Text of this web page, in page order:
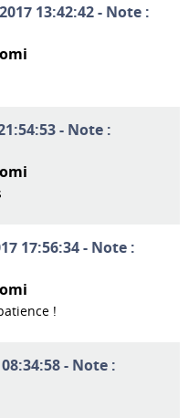
13:42:42 - Note :
- Note :
17:56:34 - Note :
!
- Note :